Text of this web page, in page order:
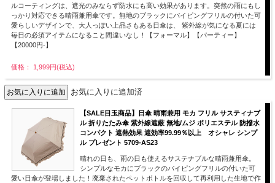
ルコーティングは、遮光のみならず防水にも高い効果があります。突然の雨にもし
っかり対応できる晴雨兼用傘です。無地のブラックにパイピングフリルの付いた可
愛らしいデザインで、大人っぽい上品さもある日傘は、 紫外線が気になる夏には
毎日の必須アイテムになること間違いなし！【フォーマル】【パーティー】
【20000円-】
価格： 1,999円(税込)
お気に入りに追加済
【SALE目玉商品】日傘 晴雨兼用 モカ フリル サスティナブ
ル 折りたたみ傘 紫外線遮蔽 無地/ムジ ポリエステル 防撥水
コンパクト 遮熱効果 遮効率99.99％以上 オシャレ シンプ
ル プレゼント 5709-AS23
晴れの日も、雨の日も使えるサステナブルな晴雨兼用傘。
シンプルなモカにブラックのパイピングフリルの付いた可
愛い日傘が登場しました！廃棄されたペットボトルを回収して再利用した生地で作